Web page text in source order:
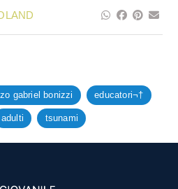
gabriel bonizzi educatori¬†
adulti tsunami